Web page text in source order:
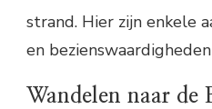
strand. Hier zijn enkele
en
Wandelen naar